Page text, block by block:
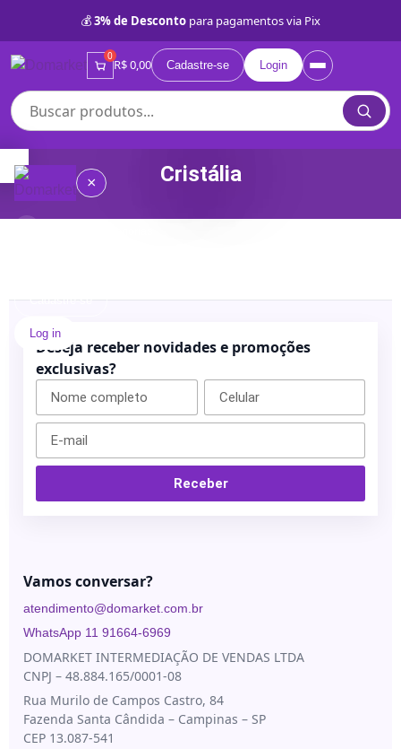
💰3% de Desconto para pagamentos via Pix
0
R$ 0,00 Cadastre-se Login
×
somos
Lojas
Próprias
Blau
Farmacêutica
Cristália
Merz
Neauvia
Rennova
Revanesse
Categorias
Biorremodelador
Fios de
Preenchedores
Toxinas
Cadastre-se
Log in
Cristália
Deseja receber novidades e promoções
exclusivas?
Receber
Vamos conversar?
atendimento@domarket.com.br
WhatsApp 11 91664-6969
DOMARKET INTERMEDIAÇÃO DE VENDAS LTDA
CNPJ – 48.884.165/0001-08
Rua Murilo de Campos Castro, 84
Fazenda Santa Cândida – Campinas – SP
CEP 13.087-541